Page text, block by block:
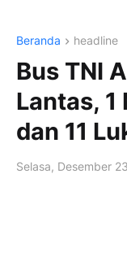
Beranda headline
Bus TNI
Lantas,
dan 11
Selasa, Desember